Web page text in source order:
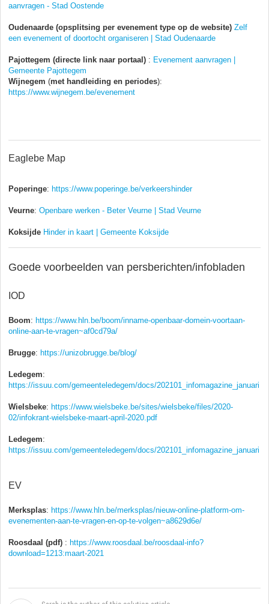
aanvragen - Stad Oostende
Oudenaarde (opsplitsing per evenement type op de website) Zelf
een evenement of doortocht organiseren | Stad Oudenaarde
Pajottegem (directe link naar portaal) : Evenement aanvragen |
Gemeente Pajottegem
Wijnegem (met handleiding en periodes):
https://www.wijnegem.be/evenement
Eaglebe Map
Poperinge: https://www.poperinge.be/verkeershinder
Veurne: Openbare werken - Beter Veurne | Stad Veurne
Koksijde Hinder in kaart | Gemeente Koksijde
Goede voorbeelden van persberichten/infobladen
IOD
Boom: https://www.hln.be/boom/inname-openbaar-domein-voortaan-
online-aan-te-vragen~af0cd79a/
Brugge: https://unizobrugge.be/blog/
Ledegem:
https://issuu.com/gemeenteledegem/docs/202101_infomagazine_januari
Wielsbeke: https://www.wielsbeke.be/sites/wielsbeke/files/2020-
02/infokrant-wielsbeke-maart-april-2020.pdf
Ledegem:
https://issuu.com/gemeenteledegem/docs/202101_infomagazine_januari
EV
Merksplas: https://www.hln.be/merksplas/nieuw-online-platform-om-
evenementen-aan-te-vragen-en-op-te-volgen~a8629d6e/
Roosdaal (pdf) : https://www.roosdaal.be/roosdaal-info?
download=1213:maart-2021